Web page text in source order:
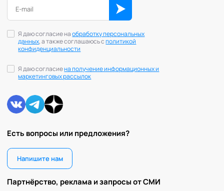
Есть вопросы или предложения?
Напишите нам
Партнёрство, реклама и запросы от СМИ
Я даю согласие наобработку персональных
данных, а также соглашаюсь сполитикой
конфиденциальности
Я даю согласиена получение информационных и
маркетинговых рассылок